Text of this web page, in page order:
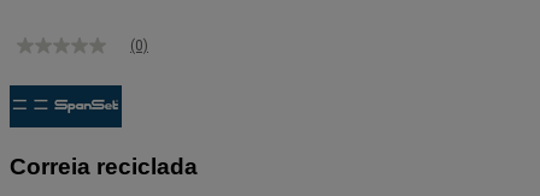
Sem
de
classificação
Link
a
(0)
Correia reciclada